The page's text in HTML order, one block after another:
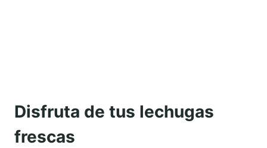
Disfruta de tus lechugas
frescas